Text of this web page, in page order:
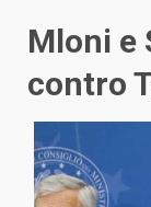
Mloni e
contro